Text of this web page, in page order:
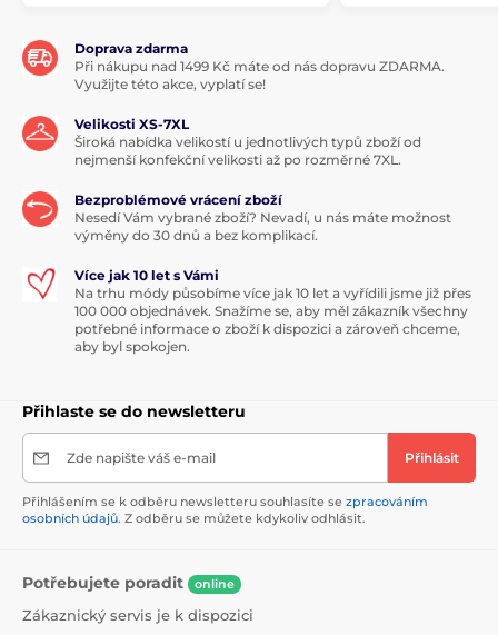
Doprava zdarma
Při nákupu nad 1499 Kč máte od nás dopravu ZDARMA.
Využijte této akce, vyplatí se!
Velikosti XS-7XL
Široká nabídka velikostí u jednotlivých typů zboží od
nejmenší konfekční velikosti až po rozměrné 7XL.
Bezproblémové vrácení zboží
Nesedí Vám vybrané zboží? Nevadí, u nás máte možnost
výměny do 30 dnů a bez komplikací.
Více jak 10 let s Vámi
Na trhu módy působíme více jak 10 let a vyřídili jsme již přes
100 000 objednávek. Snažíme se, aby měl zákazník všechny
potřebné informace o zboží k dispozici a zároveň chceme,
aby byl spokojen.
Přihlaste se do newsletteru
Zde napište váš e-mail Přihlásit
Přihlášením se k odběru newsletteru souhlasíte se zpracováním
osobních údajů. Z odběru se můžete kdykoliv odhlásit.
Potřebujete poradit online
Zákaznický servis je k dispozici